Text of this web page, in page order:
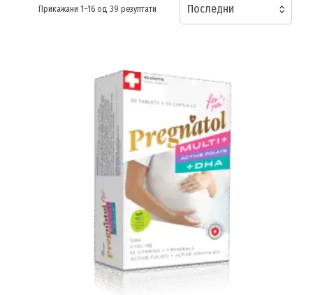
Прикажани 1–16 од 39 резултати Последни